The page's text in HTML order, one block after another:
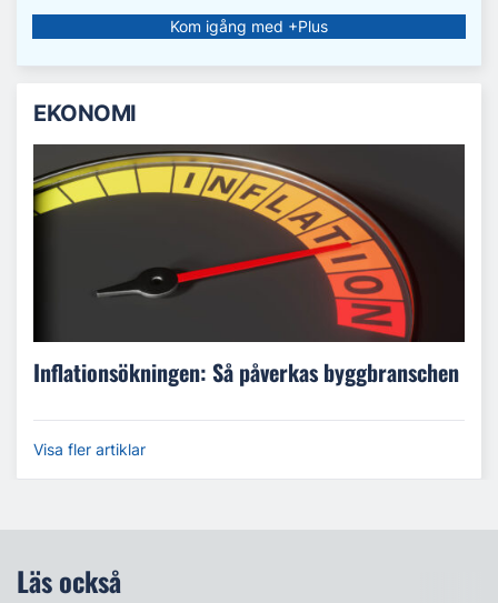
Kom igång med +Plus
EKONOMI
Inflationsökningen: Så påverkas byggbranschen
Visa fler artiklar
Läs också